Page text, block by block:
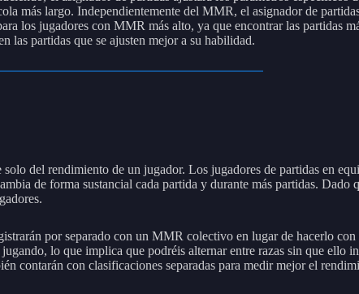
más largo. Independientemente del MMR, el asignador de
los jugadores con MMR más alto, ya que encontrar las partidas
las partidas que se ajusten mejor a su habilidad.
del rendimiento de un jugador. Los jugadores de partidas en
de forma sustancial cada partida y durante más partidas. Dado
por separado con un MMR colectivo en lugar de hacerlo
lo que implica que podréis alternar entre razas sin que ello
contarán con clasificaciones separadas para medir mejor el